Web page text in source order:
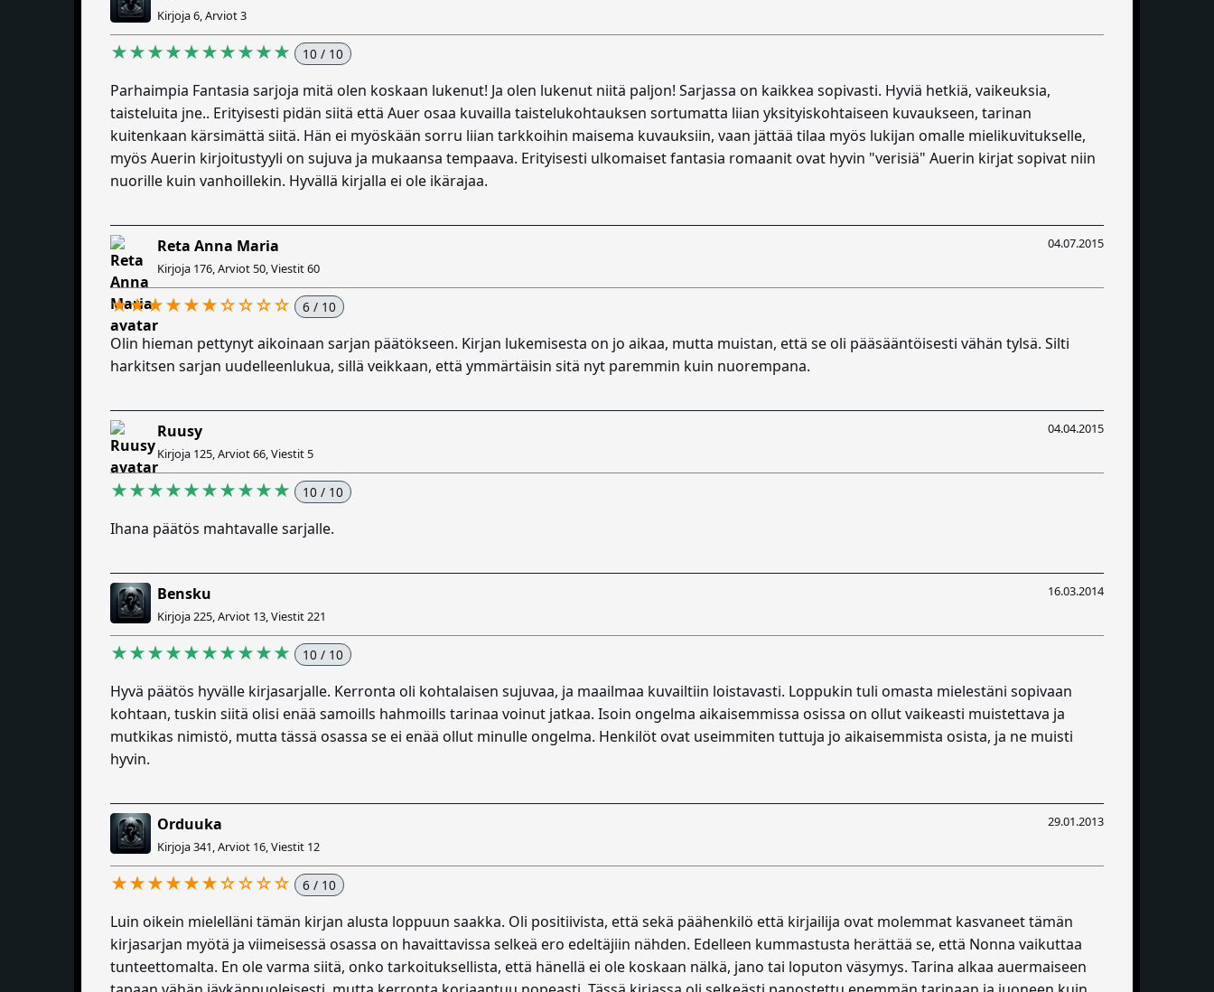
Kirjoja 6, Arviot 3
★★★★★★★★★★ 10 / 10
Parhaimpia Fantasia sarjoja mitä olen koskaan lukenut! Ja olen lukenut niitä paljon! Sarjassa on kaikkea sopivasti. Hyviä hetkiä, vaikeuksia,
taisteluita jne.. Erityisesti pidän siitä että Auer osaa kuvailla taistelukohtauksen sortumatta liian yksityiskohtaiseen kuvaukseen, tarinan
kuitenkaan kärsimättä siitä. Hän ei myöskään sorru liian tarkkoihin maisema kuvauksiin, vaan jättää tilaa myös lukijan omalle mielikuvitukselle,
myös Auerin kirjoitustyyli on sujuva ja mukaansa tempaava. Erityisesti ulkomaiset fantasia romaanit ovat hyvin "verisiä" Auerin kirjat sopivat niin
nuorille kuin vanhoillekin. Hyvällä kirjalla ei ole ikärajaa.
04.07.2015
Reta Anna Maria
Kirjoja 176, Arviot 50, Viestit 60
★★★★★★☆☆☆☆ 6 / 10
Olin hieman pettynyt aikoinaan sarjan päätökseen. Kirjan lukemisesta on jo aikaa, mutta muistan, että se oli pääsääntöisesti vähän tylsä. Silti
harkitsen sarjan uudelleenlukua, sillä veikkaan, että ymmärtäisin sitä nyt paremmin kuin nuorempana.
04.04.2015
Ruusy
Kirjoja 125, Arviot 66, Viestit 5
★★★★★★★★★★ 10 / 10
Ihana päätös mahtavalle sarjalle.
16.03.2014
Bensku
Kirjoja 225, Arviot 13, Viestit 221
★★★★★★★★★★ 10 / 10
Hyvä päätös hyvälle kirjasarjalle. Kerronta oli kohtalaisen sujuvaa, ja maailmaa kuvailtiin loistavasti. Loppukin tuli omasta mielestäni sopivaan
kohtaan, tuskin siitä olisi enää samoills hahmoills tarinaa voinut jatkaa. Isoin ongelma aikaisemmissa osissa on ollut vaikeasti muistettava ja
mutkikas nimistö, mutta tässä osassa se ei enää ollut minulle ongelma. Henkilöt ovat useimmiten tuttuja jo aikaisemmista osista, ja ne muisti
hyvin.
29.01.2013
Orduuka
Kirjoja 341, Arviot 16, Viestit 12
★★★★★★☆☆☆☆ 6 / 10
Luin oikein mielelläni tämän kirjan alusta loppuun saakka. Oli positiivista, että sekä päähenkilö että kirjailija ovat molemmat kasvaneet tämän
kirjasarjan myötä ja viimeisessä osassa on havaittavissa selkeä ero edeltäjiin nähden. Edelleen kummastusta herättää se, että Nonna vaikuttaa
tunteettomalta. En ole varma siitä, onko tarkoituksellista, että hänellä ei ole koskaan nälkä, jano tai loputon väsymys. Tarina alkaa auermaiseen